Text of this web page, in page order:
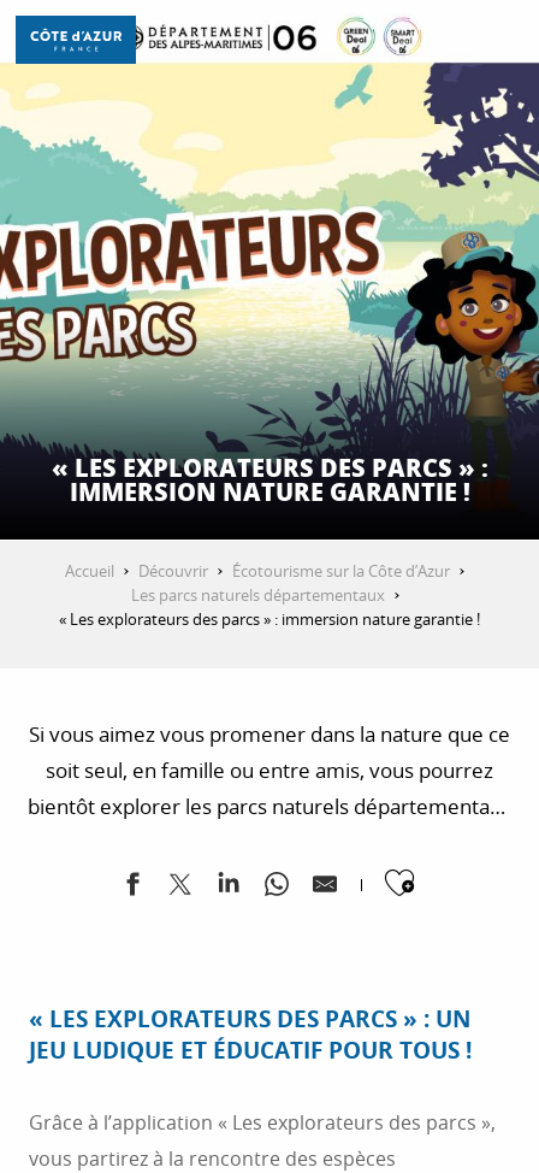
Aller
contenu
principal
DÉCOUVRIR
À FAIRE
SÉJOURNER
« LES EXPLORATEURS DES PARCS » :
IMMERSION NATURE GARANTIE !
Accueil Découvrir
Écotourisme sur la Côte d’Azur
Les parcs naturels départementaux
« Les explorateurs des parcs » : immersion nature garantie !
Si vous aimez vous promener dans la nature que ce
soit seul, en famille ou entre amis, vous pourrez
bientôt explorer les parcs naturels départementaux
explorateurs des parcs » proposée par le
« LES EXPLORATEURS DES PARCS » : UN
JEU LUDIQUE ET ÉDUCATIF POUR TOUS !
Grâce à l’application « Les explorateurs des parcs »,
vous partirez à la rencontre des espèces